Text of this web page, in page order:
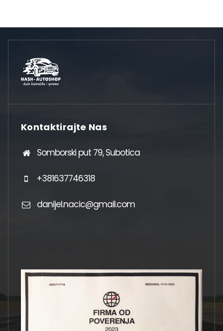
Kontaktirajte Nas
Somborski put 79, Subotica
+381637746318
danijel.nacic@gmail.com